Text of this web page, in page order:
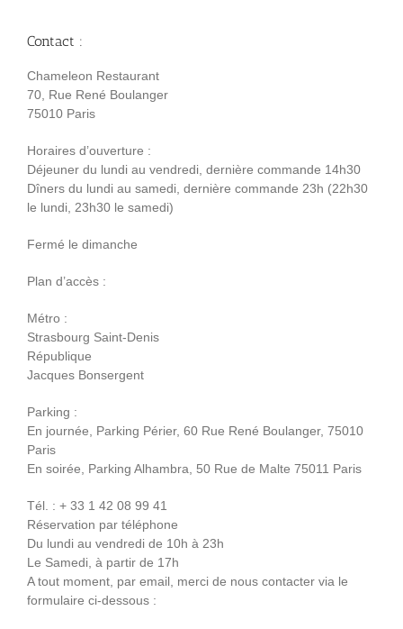
Contact :
Chameleon Restaurant
70, Rue René Boulanger
75010 Paris
Horaires d’ouverture :
Déjeuner du lundi au vendredi, dernière commande 14h30
Dîners du lundi au samedi, dernière commande 23h (22h30
le lundi, 23h30 le samedi)
Fermé le dimanche
Plan d’accès :
Métro :
Strasbourg Saint-Denis
République
Jacques Bonsergent
Parking :
En journée, Parking Périer, 60 Rue René Boulanger, 75010
Paris
En soirée, Parking Alhambra, 50 Rue de Malte 75011 Paris
Tél. : + 33 1 42 08 99 41
Réservation par téléphone
Du lundi au vendredi de 10h à 23h
Le Samedi, à partir de 17h
A tout moment, par email, merci de nous contacter via le
formulaire ci-dessous :